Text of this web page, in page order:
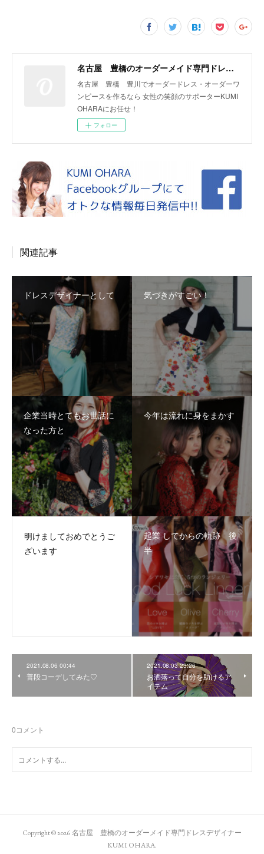
名古屋 豊橋のオーダーメイド専門ドレスデザイナー KUMI OHARA
名古屋 豊橋 豊川でオーダードレス・オーダーワ
ンピースを作るなら 女性の笑顔のサポーターKUMI
OHARAにお任せ！
フォロー
関連記事
ドレスデザイナーとして 気づきがすごい！
企業当時とてもお世話に
なった方と
今年は流れに身をまかす
明けましておめでとうご
ざいます
起業 してからの軌跡 後
半
2021.08.06 00:44
普段コーデしてみた♡
2021.08.03 23:26
お洒落って自分を助けるア
イテム
0コメント
Copyright ©2026名古屋 豊橋のオーダーメイド専門ドレスデザイナー
KUMI OHARA.